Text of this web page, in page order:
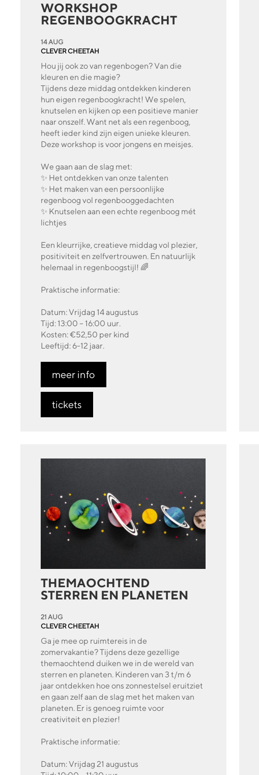
WORKSHOP
REGENBOOGKRACHT
14 AUG
CLEVER CHEETAH
Hou jij ook zo van regenbogen? Van die
kleuren en die magie?
Tijdens deze middag ontdekken kinderen
hun eigen regenboogkracht! We spelen,
knutselen en kijken op een positieve manier
naar onszelf. Want net als een regenboog,
heeft ieder kind zijn eigen unieke kleuren.
Deze workshop is voor jongens en meisjes.
We gaan aan de slag met:
✨ Het ontdekken van onze talenten
✨ Het maken van een persoonlijke
regenboog vol regenbooggedachten
✨ Knutselen aan een echte regenboog mét
lichtjes
Een kleurrijke, creatieve middag vol plezier,
positiviteit en zelfvertrouwen. En natuurlijk
helemaal in regenboogstijl! 🌈
Praktische informatie:
Datum: Vrijdag 14 augustus
Tijd: 13:00 – 16:00 uur.
Kosten: €52,50 per kind
Leeftijd: 6-12 jaar.
meer info
tickets
THEMAOCHTEND
STERREN EN PLANETEN
21 AUG
CLEVER CHEETAH
Ga je mee op ruimtereis in de
zomervakantie? Tijdens deze gezellige
themaochtend duiken we in de wereld van
sterren en planeten. Kinderen van 3 t/m 6
jaar ontdekken hoe ons zonnestelsel eruitziet
en gaan zelf aan de slag met het maken van
planeten. Er is genoeg ruimte voor
creativiteit en plezier!
Praktische informatie:
Datum: Vrijdag 21 augustus